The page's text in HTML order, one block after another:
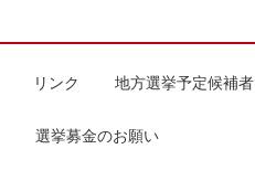
リンク 地方選挙予定候補者
選挙募金のお願い